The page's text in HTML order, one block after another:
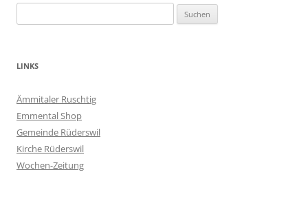
nach:
LINKS
Ämmitaler Ruschtig
Emmental Shop
Gemeinde Rüderswil
Kirche Rüderswil
Wochen-Zeitung